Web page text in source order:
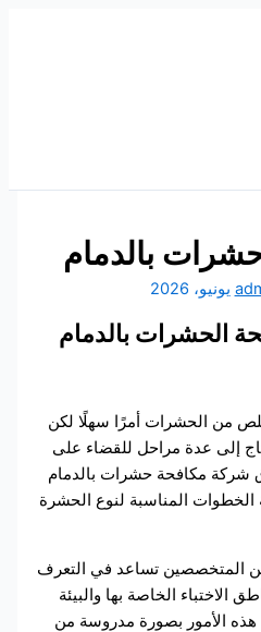
بالدمام
الحشرات بالدمام
من الحشرات أمرًا سهلًا لكن
إلى عدة مراحل للقضاء على
شركة مكافحة حشرات بالدمام
الخطوات المناسبة لنوع الحشرة
المتخصصين تساعد في التعرف
الخاصة بها والبيئة
هذه الأمور بصورة مدروسة من